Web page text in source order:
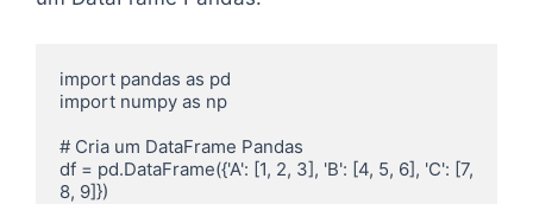
import pandas as pd
import numpy as np
# Cria um DataFrame Pandas
df = pd.DataFrame({'A': [1, 2, 3], 'B': [4, 5, 6], 'C': [7,
8, 9]})